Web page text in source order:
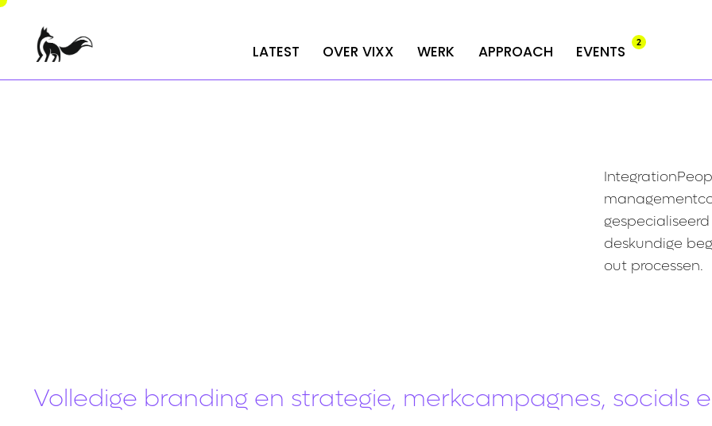
LATEST OVER VIXX WERK APPROACH EVENTS 2
LATEST OVER VIXX WERK APPROACH EVENTS 2
deskundige
out processen.
Volledige branding en strategie, merkcampagnes, socials